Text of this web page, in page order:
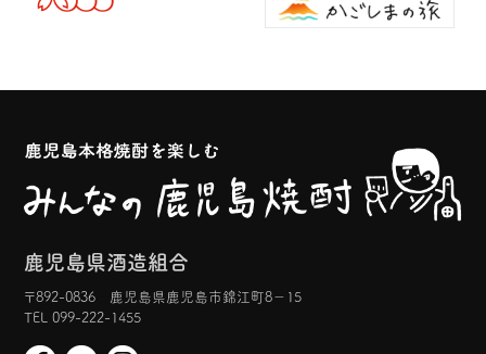
鹿児島県酒造組合
〒892-0836 鹿児島県鹿児島市錦江町8−15
TEL 099-222-1455